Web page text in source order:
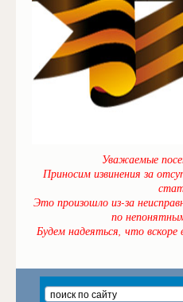
Уважаемые
Приносим извинения за
Это произошло из-за
по
Будем надеяться, что